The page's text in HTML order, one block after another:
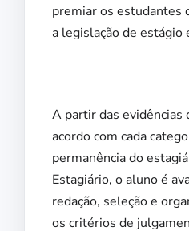
premiar os estudantes
a legislação de estágio
A partir das evidências
acordo com cada
permanência do
Estagiário, o aluno é
redação, seleção e
os critérios de